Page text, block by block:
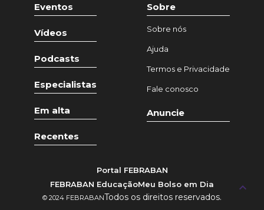
Eventos
Vídeos
Podcasts
Especialistas
Em alta
Recentes
Sobre
Sobre nós
Ajuda
Termos e Privacidade
Fale conosco
Anuncie
Portal FEBRABAN
FEBRABAN EducaçãoMeu Bolso em Dia
© 2024 FEBRABANTodos os direitos reservados.
keyboard_arrow_up